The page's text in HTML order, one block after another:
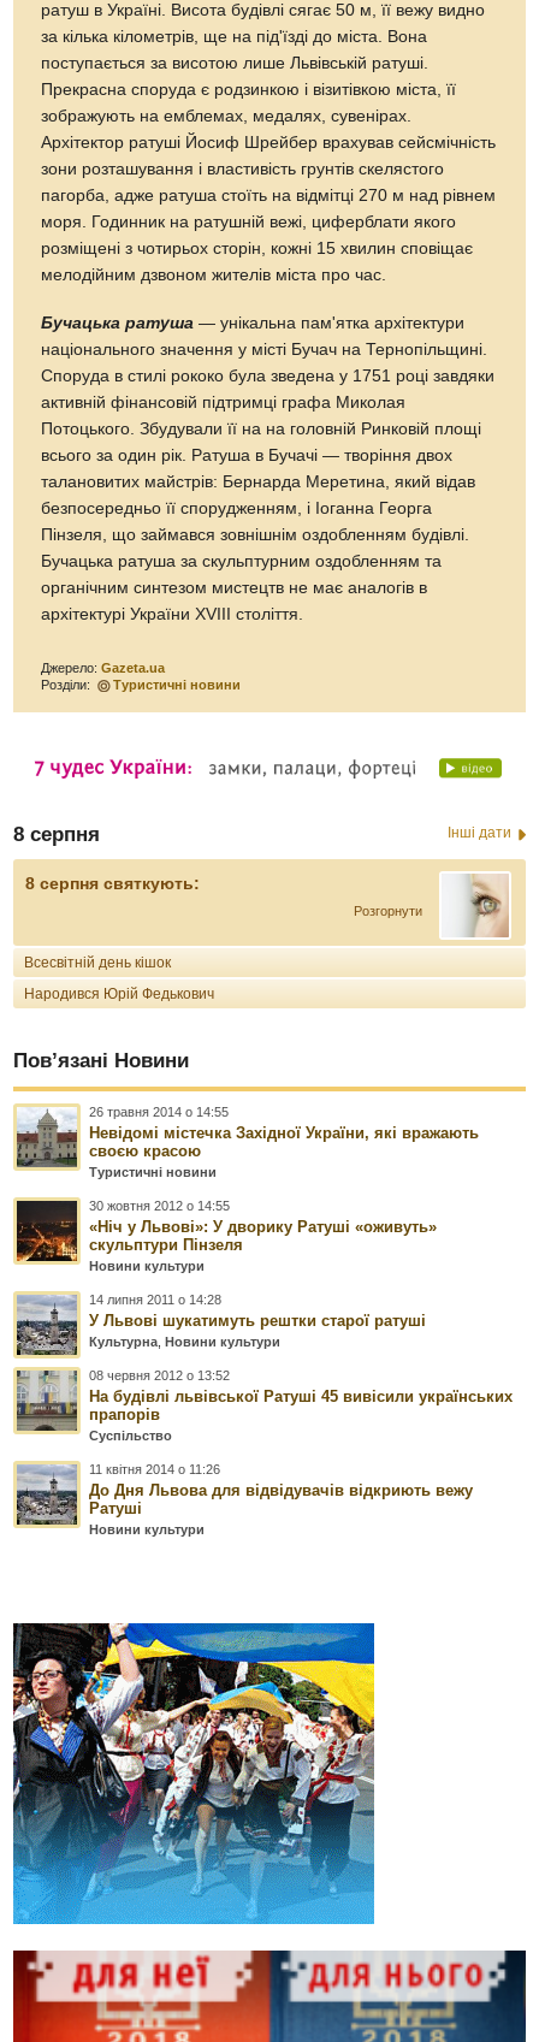
ратуш в Україні. Висота будівлі сягає 50 м, її вежу видно
за кілька кілометрів, ще на під'їзді до міста. Вона
поступається за висотою лише Львівській ратуші.
Прекрасна споруда є родзинкою і візитівкою міста, її
зображують на емблемах, медалях, сувенірах.
Архітектор ратуші Йосиф Шрейбер врахував сейсмічність
зони розташування і властивість грунтів скелястого
пагорба, адже ратуша стоїть на відмітці 270 м над рівнем
моря. Годинник на ратушній вежі, циферблати якого
розміщені з чотирьох сторін, кожні 15 хвилин сповіщає
мелодійним дзвоном жителів міста про час.
Бучацька ратуша — унікальна пам'ятка архітектури
національного значення у місті Бучач на Тернопільщині.
Споруда в стилі рококо була зведена у 1751 році завдяки
активній фінансовій підтримці графа Миколая
Потоцького. Збудували її на на головній Ринковій площі
всього за один рік. Ратуша в Бучачі — творіння двох
талановитих майстрів: Бернарда Меретина, який відав
безпосередньо її спорудженням, і Іоганна Георга
Пінзеля, що займався зовнішнім оздобленням будівлі.
Бучацька ратуша за скульптурним оздобленням та
органічним синтезом мистецтв не має аналогів в
архітектурі України XVIII століття.
Джерело:Gazeta.ua
Розділи:
Туристичні новини
8 серпня Інші дати
8 серпня святкують:
Розгорнути
Всесвітній день кішок
Народився Юрій Федькович
Пов’язані Новини
26 травня 2014 о 14:55
Невідомі містечка Західної України, які вражають
своєю красою
Туристичні новини
30 жовтня 2012 о 14:55
«Ніч у Львові»: У дворику Ратуші «оживуть»
скульптури Пінзеля
Новини культури
14 липня 2011 о 14:28
У Львові шукатимуть рештки старої ратуші
Культурна ,Новини культури
08 червня 2012 о 13:52
На будівлі львівської Ратуші 45 вивісили українських
прапорів
Суспільство
11 квітня 2014 о 11:26
До Дня Львова для відвідувачів відкриють вежу
Ратуші
Новини культури